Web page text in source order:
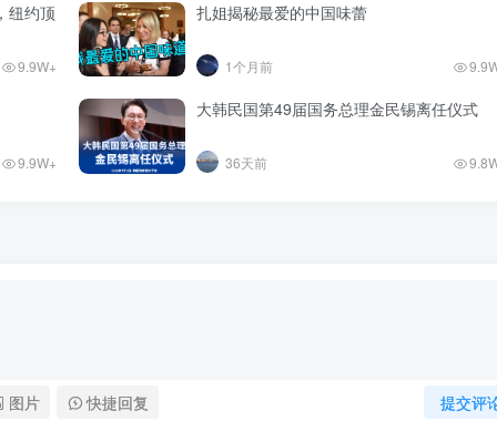
纽约顶
9.9W+
扎姐揭秘最爱的中国味蕾
1个月前
9.9W+
大韩民国第49届国务总理金民锡离任仪式
36天前
提交评
图片 快捷回复